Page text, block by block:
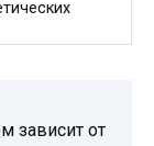
зависит от